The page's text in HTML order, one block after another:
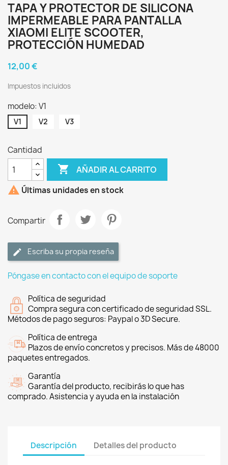
TAPA Y PROTECTOR DE SILICONA
IMPERMEABLE PARA PANTALLA
XIAOMI ELITE SCOOTER,
PROTECCIÓN HUMEDAD
12,00 €
Impuestos incluidos
modelo: V1
V1 V2 V3
Cantidad
 AÑADIR AL CARRITO
 Últimas unidades en stock
Compartir
Escriba su propia reseña
Póngase en contacto con el equipo de soporte
Política de seguridad
Compra segura con certificado de seguridad SSL.
Métodos de pago seguros: Paypal o 3D Secure.
Política de entrega
Plazos de envío concretos y precisos. Más de 48000
paquetes entregados.
Garantía
Garantía del producto, recibirás lo que has
comprado. Asistencia y ayuda en la instalación
Descripción Detalles del producto